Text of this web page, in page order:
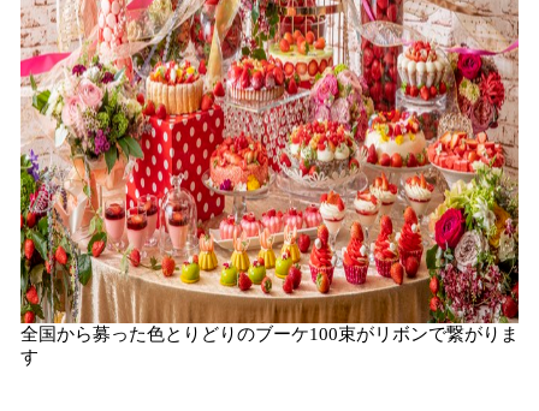
全国から募った色とりどりのブーケ100束がリボンで繋がりま
す